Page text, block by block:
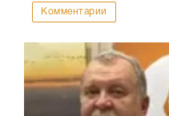
Комментарии